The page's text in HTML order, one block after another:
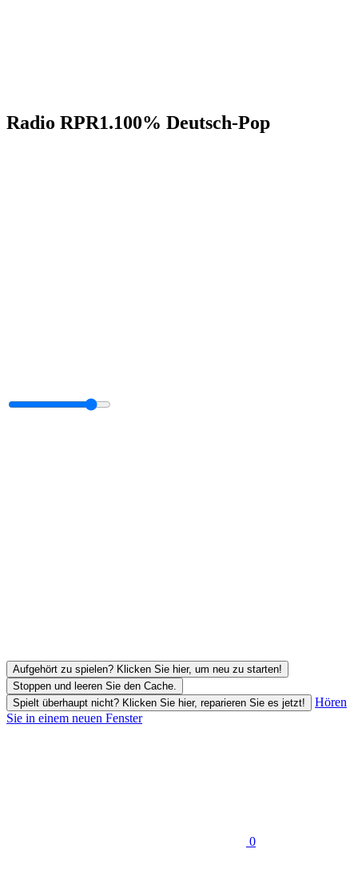
Radio RPR1.100% Deutsch-Pop
Aufgehört zu spielen? Klicken Sie hier, um neu zu starten!
Stoppen und leeren Sie den Cache.
Spielt überhaupt nicht? Klicken Sie hier, reparieren Sie es jetzt!
Hören
Sie in einem neuen Fenster
0